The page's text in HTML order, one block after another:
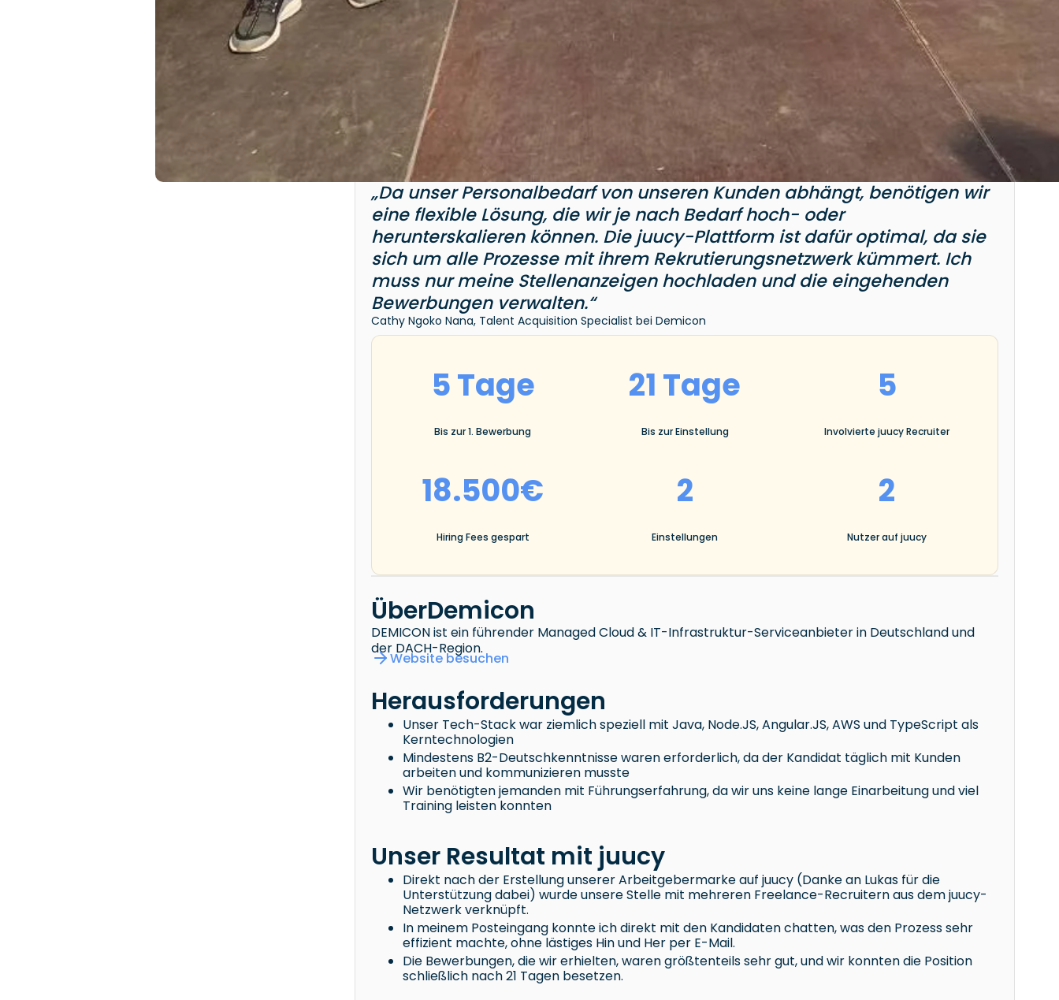
„Da unser Personalbedarf von unseren Kunden abhängt, benötigen wir
eine flexible Lösung, die wir je nach Bedarf hoch- oder
herunterskalieren können. Die juucy-Plattform ist dafür optimal, da sie
sich um alle Prozesse mit ihrem Rekrutierungsnetzwerk kümmert. Ich
muss nur meine Stellenanzeigen hochladen und die eingehenden
Bewerbungen verwalten.“
Cathy Ngoko Nana, Talent Acquisition Specialist bei Demicon
5 Tage
Bis zur 1. Bewerbung
21 Tage
Bis zur Einstellung
5
Involvierte juucy Recruiter
18.500€
Hiring Fees gespart
2
Einstellungen
2
Nutzer auf juucy
ÜberDemicon
DEMICON ist ein führender Managed Cloud & IT-Infrastruktur-Serviceanbieter in Deutschland und
der DACH-Region.
Website besuchen
Herausforderungen
Unser Tech-Stack war ziemlich speziell mit Java, Node.JS, Angular.JS, AWS und TypeScript als
Kerntechnologien
Mindestens B2-Deutschkenntnisse waren erforderlich, da der Kandidat täglich mit Kunden
arbeiten und kommunizieren musste
Wir benötigten jemanden mit Führungserfahrung, da wir uns keine lange Einarbeitung und viel
Training leisten konnten
Unser Resultat mit juucy
Direkt nach der Erstellung unserer Arbeitgebermarke auf juucy (Danke an Lukas für die
Unterstützung dabei) wurde unsere Stelle mit mehreren Freelance-Recruitern aus dem juucy-
Netzwerk verknüpft.
In meinem Posteingang konnte ich direkt mit den Kandidaten chatten, was den Prozess sehr
effizient machte, ohne lästiges Hin und Her per E-Mail.
Die Bewerbungen, die wir erhielten, waren größtenteils sehr gut, und wir konnten die Position
schließlich nach 21 Tagen besetzen.